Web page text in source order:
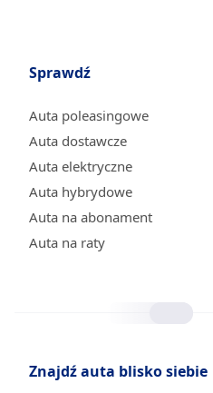
Sprawdź
Auta poleasingowe
Auta dostawcze
Auta elektryczne
Auta hybrydowe
Auta na abonament
Auta na raty
Znajdź auta blisko siebie